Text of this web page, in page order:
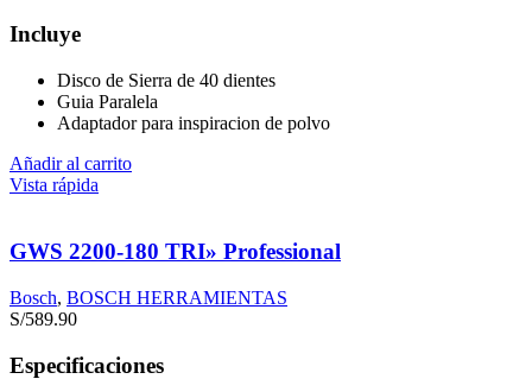
Incluye
Disco de Sierra de 40 dientes
Guia Paralela
Adaptador para inspiracion de polvo
Añadir al carrito
Vista rápida
GWS 2200-180 TRI» Professional
Bosch, BOSCH HERRAMIENTAS
S/589.90
Especificaciones